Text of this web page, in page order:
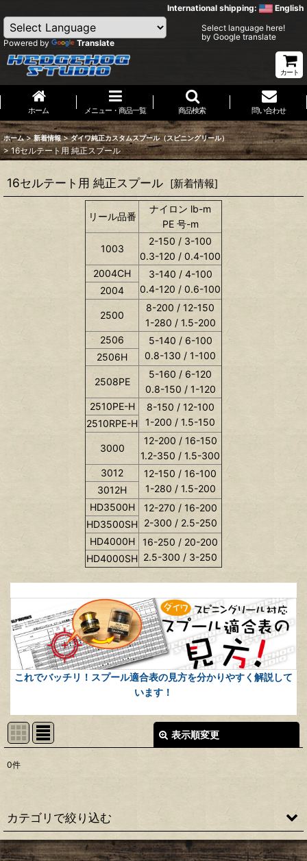
International shipping: English
Powered by Translate
Select language here!
by Google translate
カート
ホーム メニュー・商品一覧 商品検索 問い合わせ
ホーム > 新着情報 > ダイワ純正カスタムスプール（スピニングリール）
> 16セルテート用 純正スプール
16セルテート用 純正スプール [新着情報]
リール品番
ナイロン lb-m
PE 号-m
1003
2-150 / 3-100
0.3-120 / 0.4-100
2004CH
3-140 / 4-100
0.4-120 / 0.6-100
2004
2500
8-200 / 12-150
1-280 / 1.5-200
2506
5-140 / 6-100
0.8-130 / 1-100
2506H
2508PE
5-160 / 6-120
0.8-150 / 1-120
2510PE-H
8-150 / 12-100
1-200 / 1.5-150
2510RPE-H
3000
12-200 / 16-150
1.2-350 / 1.5-300
3012
12-150 / 16-100
1-280 / 1.5-200
3012H
HD3500H
12-270 / 16-200
2-300 / 2.5-250
HD3500SH
HD4000H
16-250 / 20-200
2.5-300 / 3-250
HD4000SH
これでバッチリ！スプール適合表の見方を分かりやすく解説して
います！
表示順変更
並び順
絞り込む
0件
カテゴリで絞り込む
15イグジスト用 純正スプール